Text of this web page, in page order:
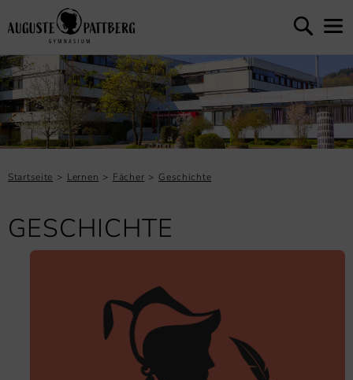
Startseite Lernen Fächer Geschichte
GESCHICHTE